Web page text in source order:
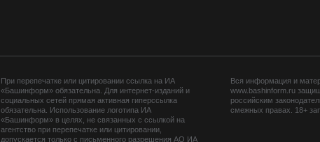
При перепечатке или цитировании ссылка на ИА
«Башинформ» обязательна. Для интернет-изданий и
социальных сетей прямая активная гиперссылка
обязательна. Использование логотипа ИА
«Башинформ» в целях, не связанных с ссылкой на
агентство при перепечатке или цитировании,
допускается только с письменного разрешения АО ИА
Вся информация и
www.bashinform.ru
российским
смежных правах. 18+